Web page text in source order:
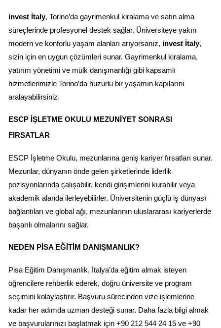
invest İtaly, Torino’da gayrimenkul kiralama ve satın alma
süreçlerinde profesyonel destek sağlar. Üniversiteye yakın
modern ve konforlu yaşam alanları arıyorsanız, invest İtaly,
sizin için en uygun çözümleri sunar. Gayrimenkul kiralama,
yatırım yönetimi ve mülk danışmanlığı gibi kapsamlı
hizmetlerimizle Torino’da huzurlu bir yaşamın kapılarını
aralayabilirsiniz.
ESCP İŞLETME OKULU MEZUNIYET SONRASI
FIRSATLAR
ESCP İşletme Okulu, mezunlarına geniş kariyer fırsatları sunar.
Mezunlar, dünyanın önde gelen şirketlerinde liderlik
pozisyonlarında çalışabilir, kendi girişimlerini kurabilir veya
akademik alanda ilerleyebilirler. Üniversitenin güçlü iş dünyası
bağlantıları ve global ağı, mezunlarının uluslararası kariyerlerde
başarılı olmalarını sağlar.
NEDEN PISA EĞITIM DANIŞMANLIK?
Pisa Eğitim Danışmanlık, İtalya’da eğitim almak isteyen
öğrencilere rehberlik ederek, doğru üniversite ve program
seçimini kolaylaştırır. Başvuru sürecinden vize işlemlerine
kadar her adımda uzman desteği sunar. Daha fazla bilgi almak
ve başvurularınızı başlatmak için +90 212 544 24 15 ve +90